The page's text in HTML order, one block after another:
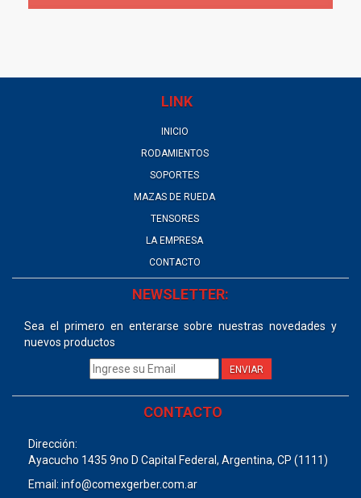
LINK
INICIO
RODAMIENTOS
SOPORTES
MAZAS DE RUEDA
TENSORES
LA EMPRESA
CONTACTO
NEWSLETTER:
Sea el primero en enterarse sobre nuestras novedades y
nuevos productos
ENVIAR
CONTACTO
Dirección:
Ayacucho 1435 9no D Capital Federal, Argentina, CP (1111)
Email: info@comexgerber.com.ar